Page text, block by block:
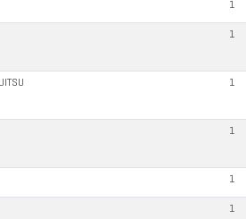
1
1
1
1
1
1